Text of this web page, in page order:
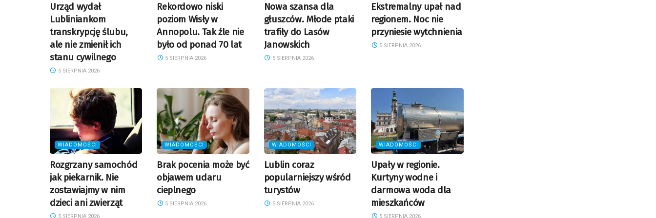
Urząd wydał
Lubliniankom
transkrypcję ślubu,
ale nie zmienił ich
stanu cywilnego
5 SIERPNIA 2026
Rekordowo niski
poziom Wisły w
Annopolu. Tak źle nie
było od ponad 70 lat
5 SIERPNIA 2026
Nowa szansa dla
głuszców. Młode ptaki
trafiły do Lasów
Janowskich
5 SIERPNIA 2026
Ekstremalny upał nad
regionem. Noc nie
przyniesie wytchnienia
5 SIERPNIA 2026
WIADOMOŚCI
Rozgrzany samochód
jak piekarnik. Nie
zostawiajmy w nim
dzieci ani zwierząt
5 SIERPNIA 2026
WIADOMOŚCI
Brak pocenia może być
objawem udaru
cieplnego
5 SIERPNIA 2026
WIADOMOŚCI
Lublin coraz
popularniejszy wśród
turystów
5 SIERPNIA 2026
WIADOMOŚCI
Upały w regionie.
Kurtyny wodne i
darmowa woda dla
mieszkańców
5 SIERPNIA 2026